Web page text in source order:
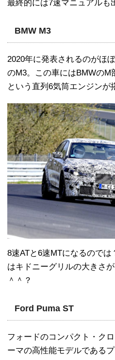
最終的には7速マニュアルも
BMW M3
2020年に発表されるのがほ
のM3。この車にはBMWのM
という直列6気筒エンジンが
8速ATと6速MTになるので
はキドニーグリルの大きさ
＾＾？
Ford Puma ST
フォードのコンパクト・ク
ーマの高性能モデルであるプ